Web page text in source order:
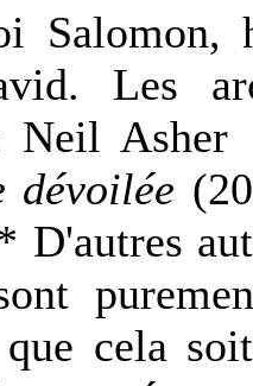
Salomon,
Les
Neil Asher
D'autres
sont
cela